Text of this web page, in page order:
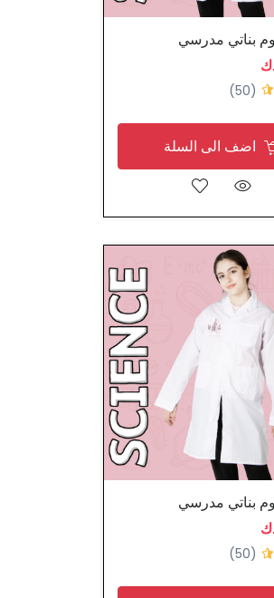
بناتي مدرسي
(50)
اضف الى السلة
بناتي مدرسي
(50)